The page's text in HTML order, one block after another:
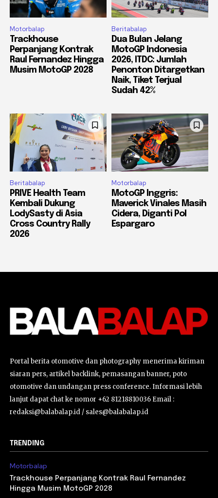
Motorbalap
Trackhouse
Perpanjang Kontrak
Raul Fernandez Hingga
Musim MotoGP 2028
Beritabalap
Dua Bulan Jelang
MotoGP Indonesia
2026, ITDC: Jumlah
Penonton Ditargetkan
Naik, Tiket Terjual
Sudah 42%
Beritabalap
PRIVE Health Team
Kembali Dukung
LodySasty di Asia
Cross Country Rally
2026
Motorbalap
MotoGP Inggris:
Maverick Vinales Masih
Cidera, Diganti Pol
Espargaro
Portal berita otomotive dan photography menerima kiriman
siaran pers, artikel backlink, pemasangan banner, poto
otomotive dan undangan press conference. Informasi lebih
lanjut dapat chat ke nomor +62 81218810036 Email :
redaksi@balabalap.id / sales@balabalap.id
TRENDING
Motorbalap
Trackhouse Perpanjang Kontrak Raul Fernandez
Hingga Musim MotoGP 2028